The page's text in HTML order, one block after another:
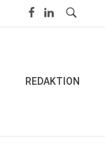
REDAKTION